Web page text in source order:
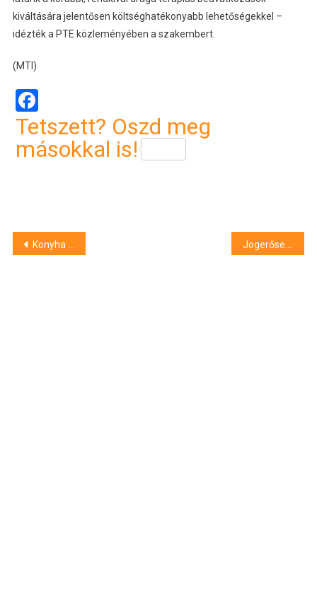
kiváltására jelentősen költséghatékonyabb lehetőségekkel –
idézték a PTE közleményében a szakembert.
(MTI)
Tetszett? Oszd meg
másokkal is!
Bejegyzés
Konyha égett Hajdúdorogon Jogerősen életfogytig tartó fegyházbüntetést kapott ismerőse megöléséért egy férfi Pécsen